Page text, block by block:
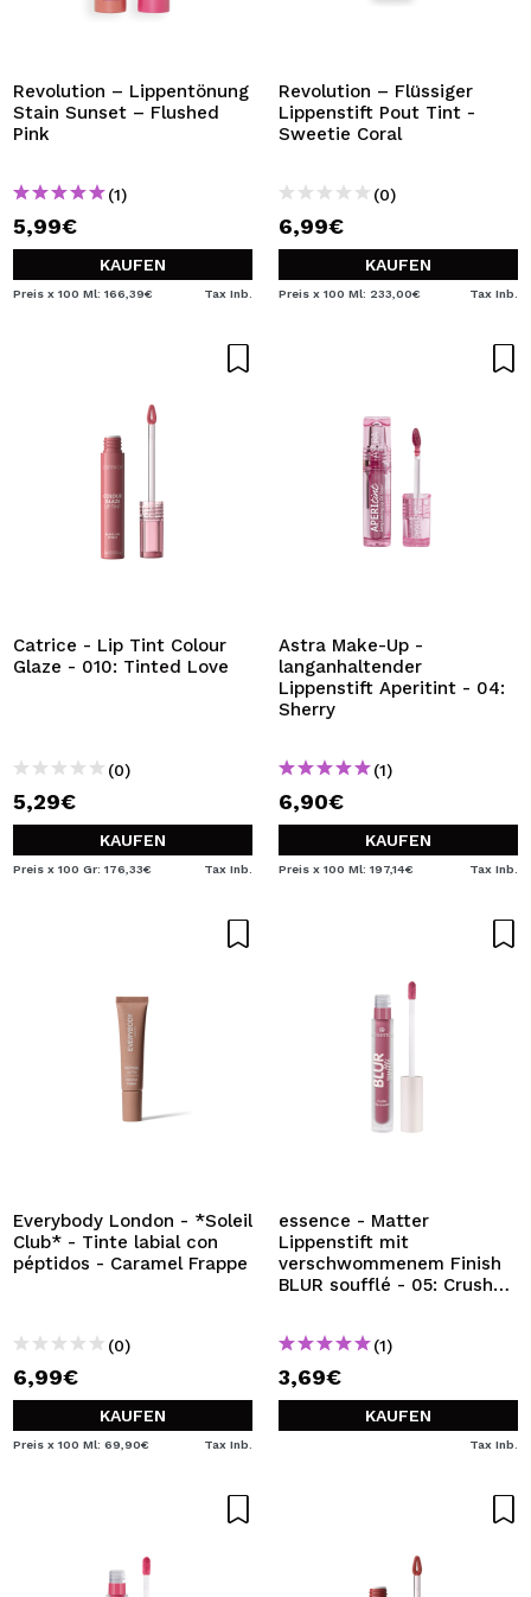
Revolution – Lippentönung
Stain Sunset – Flushed
Pink
(1)
5,99€
KAUFEN
Preis x 100 Ml: 166,39€ Tax Inb.
Revolution – Flüssiger
Lippenstift Pout Tint -
Sweetie Coral
(0)
6,99€
KAUFEN
Preis x 100 Ml: 233,00€ Tax Inb.
Catrice - Lip Tint Colour
Glaze - 010: Tinted Love
(0)
5,29€
KAUFEN
Preis x 100 Gr: 176,33€ Tax Inb.
Astra Make-Up -
langanhaltender
Lippenstift Aperitint - 04:
Sherry
(1)
6,90€
KAUFEN
Preis x 100 Ml: 197,14€ Tax Inb.
Everybody London - *Soleil
Club* - Tinte labial con
péptidos - Caramel Frappe
(0)
6,99€
KAUFEN
Preis x 100 Ml: 69,90€ Tax Inb.
essence - Matter
Lippenstift mit
verschwommenem Finish
BLUR soufflé - 05: Crush
(1)
3,69€
KAUFEN
Tax Inb.